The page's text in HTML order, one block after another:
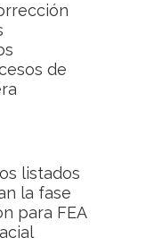
de
listados
la fase
para FEA